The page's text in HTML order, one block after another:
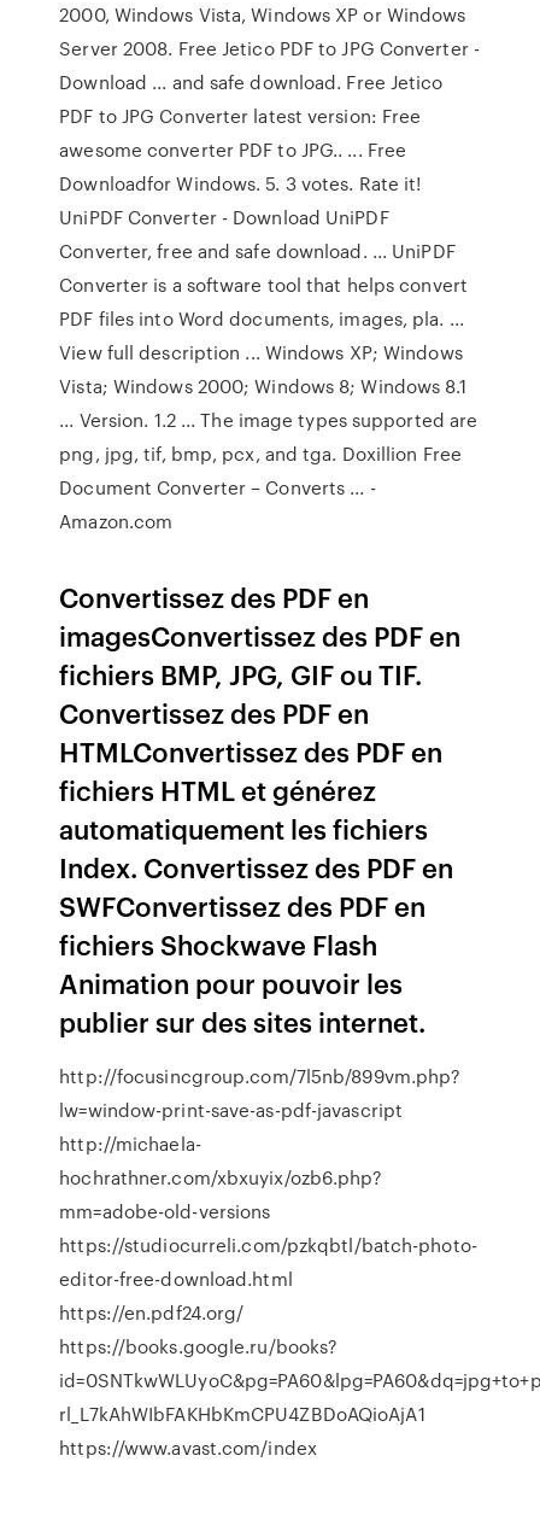
2000, Windows Vista, Windows XP or Windows
Server 2008. Free Jetico PDF to JPG Converter -
Download ... and safe download. Free Jetico
PDF to JPG Converter latest version: Free
awesome converter PDF to JPG.. ... Free
Downloadfor Windows. 5. 3 votes. Rate it!
UniPDF Converter - Download UniPDF
Converter, free and safe download. ... UniPDF
Converter is a software tool that helps convert
PDF files into Word documents, images, pla. ...
View full description ... Windows XP; Windows
Vista; Windows 2000; Windows 8; Windows 8.1
... Version. 1.2 ... The image types supported are
png, jpg, tif, bmp, pcx, and tga. Doxillion Free
Document Converter – Converts ... -
Amazon.com
Convertissez des PDF en
imagesConvertissez des PDF en
fichiers BMP, JPG, GIF ou TIF.
Convertissez des PDF en
HTMLConvertissez des PDF en
fichiers HTML et générez
automatiquement les fichiers
Index. Convertissez des PDF en
SWFConvertissez des PDF en
fichiers Shockwave Flash
Animation pour pouvoir les
publier sur des sites internet.
http://focusincgroup.com/7l5nb/899vm.php?
lw=window-print-save-as-pdf-javascript
http://michaela-
hochrathner.com/xbxuyix/ozb6.php?
mm=adobe-old-versions
https://studiocurreli.com/pzkqbtl/batch-photo-
editor-free-download.html
https://en.pdf24.org/
https://books.google.ru/books?
rl_L7kAhWIbFAKHbKmCPU4ZBDoAQioAjA1
https://www.avast.com/index